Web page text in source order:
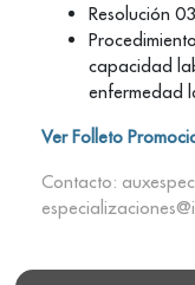
Resolución
capacidad
enfermedad
Ver Folleto
Contacto: